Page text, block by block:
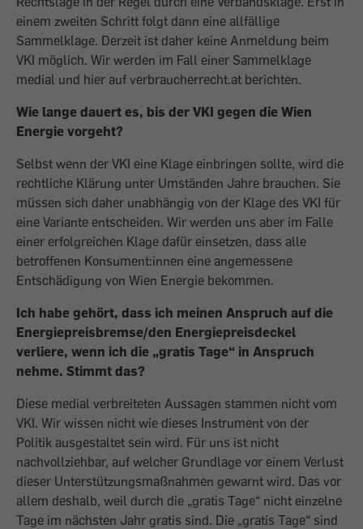
einem zweiten Schritt folgt dann eine allfällige
Sammelklage. Derzeit ist daher keine Anmeldung beim
VKI möglich. Wir werden im Fall einer Sammelklage
medial und hier auf verbraucherrecht.at berichten.
Wie lange dauert es, bis der VKI gegen die Wien
Energie vorgeht?
Selbst wenn der VKI eine Klage einbringen sollte, wird die
rechtliche Klärung unter Umständen Jahre brauchen. Sie
müssen sich daher unabhängig von der Klage des VKI für
eine Variante entscheiden. Wir werden uns aber im Falle
einer erfolgreichen Klage dafür einsetzen, dass alle
betroffenen Konsument:innen eine angemessene
Entschädigung von Wien Energie bekommen.
Ich habe gehört, dass ich meinen Anspruch auf die
Energiepreisbremse/den Energiepreisdeckel
verliere, wenn ich die „gratis Tage“ in Anspruch
nehme. Stimmt das?
Diese medial verbreiteten Aussagen stammen nicht vom
VKI. Wir wissen nicht wie dieses Instrument von der
Politik ausgestaltet sein wird. Für uns ist nicht
nachvollziehbar, auf welcher Grundlage vor einem Verlust
dieser Unterstützungsmaßnahmen gewarnt wird. Das vor
allem deshalb, weil durch die „gratis Tage“ nicht einzelne
Tage im nächsten Jahr gratis sind. Die „gratis Tage“ sind